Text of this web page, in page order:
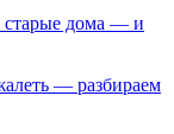
старые дома — и
— разбираем